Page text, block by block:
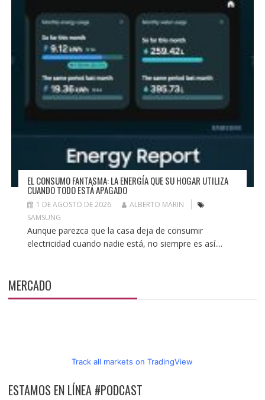
EL CONSUMO FANTASMA: LA ENERGÍA QUE SU HOGAR UTILIZA
CUANDO TODO ESTÁ APAGADO
1 DE AGOSTO DE 2026
ALBERTO MARIN
SAMSUNG
Aunque parezca que la casa deja de consumir
electricidad cuando nadie está, no siempre es así....
MERCADO
Track all markets on TradingView
ESTAMOS EN LÍNEA #PODCAST